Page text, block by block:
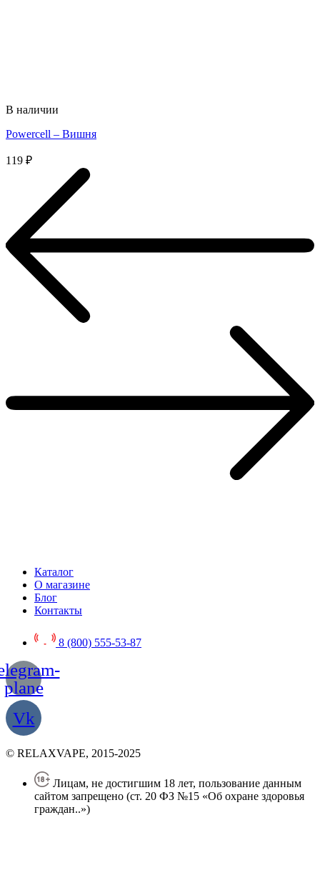
В наличии
Powercell – Вишня
119 ₽
Каталог
О магазине
Блог
Контакты
8 (800) 555-53-87
plane
Vk
© RELAXVAPE, 2015-2025
Лицам, не достигшим 18 лет, пользование данным
сайтом запрещено (ст. 20 ФЗ №15 «Об охране здоровья
граждан..»)